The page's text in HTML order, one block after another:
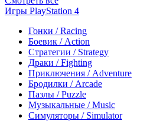
Игры PlayStation 4
Гонки / Racing
Боевик / Action
Стратегии / Strategy
Драки / Fighting
Приключения / Adventure
Бродилки / Arcade
Пазлы / Puzzle
Музыкальные / Music
Симуляторы / Simulator